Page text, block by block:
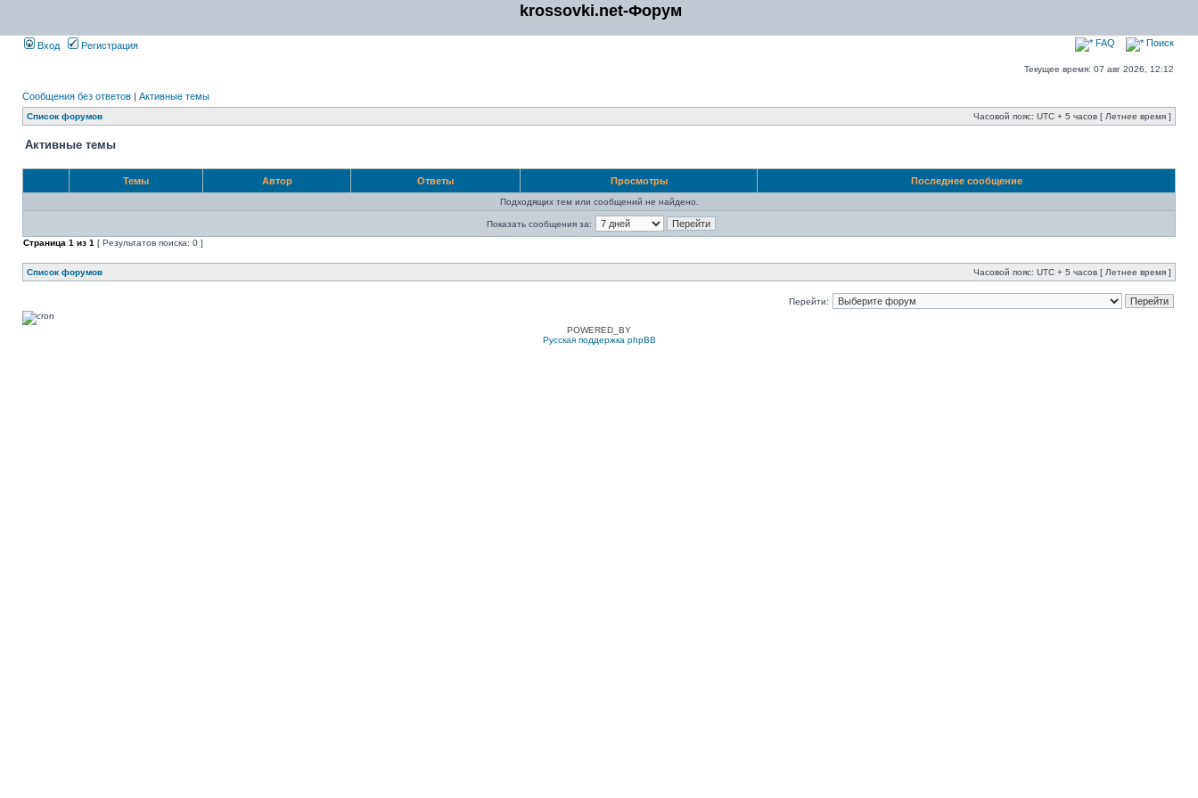
krossovki.net-Форум
Вход Регистрация FAQ Поиск
Текущее время: 07 авг 2026, 12:12
Сообщения без ответов | Активные темы
Список форумов Часовой пояс: UTC + 5 часов [ Летнее время ]
Активные темы
Темы Автор Ответы Просмотры Последнее сообщение
Подходящих тем или сообщений не найдено.
Показать сообщения за:
Страница 1 из 1 [ Результатов поиска: 0 ]
Список форумов Часовой пояс: UTC + 5 часов [ Летнее время ]
Перейти:
POWERED_BY
Русская поддержка phpBB